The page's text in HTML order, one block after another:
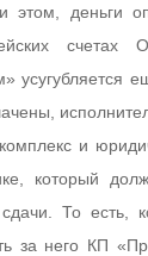
деньги
счетах
усугубляется
и
который
То есть,
за него КП